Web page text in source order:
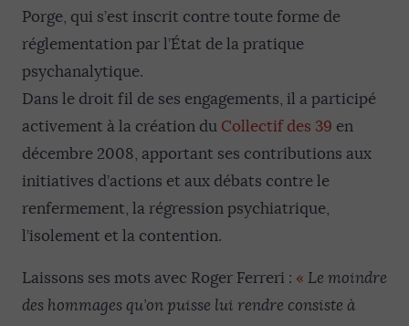
Porge, qui s’est inscrit contre toute forme de
réglementation par l’État de la pratique
psychanalytique.
Dans le droit fil de ses engagements, il a participé
activement à la création du Collectif des 39 en
décembre 2008, apportant ses contributions aux
initiatives d’actions et aux débats contre le
renfermement, la régression psychiatrique,
l’isolement et la contention.
Laissons ses mots avec Roger Ferreri : « Le moindre
des hommages qu’on puisse lui rendre consiste à